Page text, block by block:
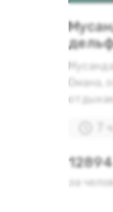
Омана,
7 ч
за